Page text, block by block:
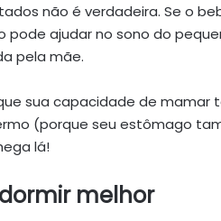
não é verdadeira. Se o
ajudar no sono do
pela mãe.
sua capacidade de mamar
(porque seu estômago
lá!
melhor